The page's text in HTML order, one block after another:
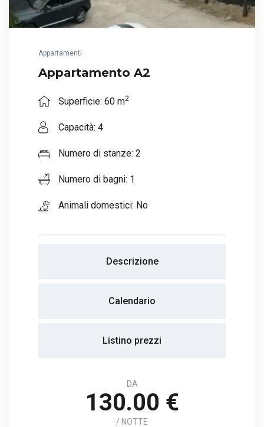
Appartamenti
Appartamento A2
Superficie: 60 m2
Capacità: 4
Numero di stanze: 2
Numero di bagni: 1
Animali domestici: No
Descrizione
Calendario
Listino prezzi
DA
130.00 €
/ NOTTE